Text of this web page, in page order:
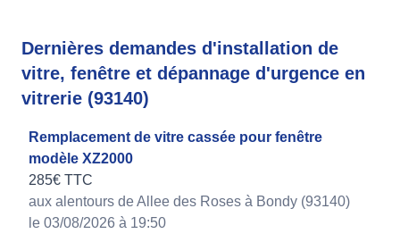
Dernières demandes d'installation de
vitre, fenêtre et dépannage d'urgence en
vitrerie (93140)
Remplacement de vitre cassée pour fenêtre
modèle XZ2000
285€ TTC
aux alentours de Allee des Roses à Bondy (93140)
le 03/08/2026 à 19:50